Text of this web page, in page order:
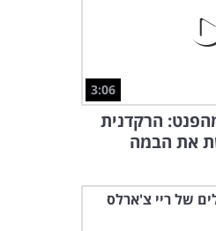
הזה חושף
המרתק של
47:38
של השנתיים
לזהות את
הבאים?
3:06
הרקדנית
את הבמה